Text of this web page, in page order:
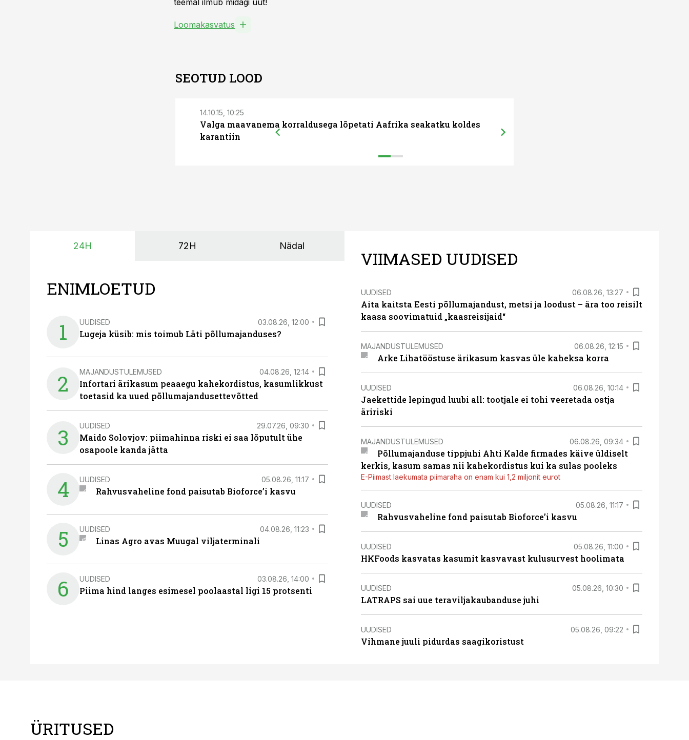
teemal ilmub midagi uut!
Loomakasvatus
SEOTUD LOOD
14.10.15, 10:25
Valga maavanema korraldusega lõpetati Aafrika seakatku koldes
karantiin
24H 72H Nädal
ENIMLOETUD
1 UUDISED 03.08.26, 12:00
Lugeja küsib: mis toimub Läti põllumajanduses?
2 MAJANDUSTULEMUSED 04.08.26, 12:14
Infortari ärikasum peaaegu kahekordistus, kasumlikkust
toetasid ka uued põllumajandusettevõtted
3 UUDISED 29.07.26, 09:30
Maido Solovjov: piimahinna riski ei saa lõputult ühe
osapoole kanda jätta
4 UUDISED 05.08.26, 11:17
Rahvusvaheline fond paisutab Bioforce’i kasvu
5 UUDISED 04.08.26, 11:23
Linas Agro avas Muugal viljaterminali
6 UUDISED 03.08.26, 14:00
Piima hind langes esimesel poolaastal ligi 15 protsenti
VIIMASED UUDISED
UUDISED 06.08.26, 13:27
Aita kaitsta Eesti põllumajandust, metsi ja loodust – ära too reisilt
kaasa soovimatuid „kaasreisijaid“
MAJANDUSTULEMUSED 06.08.26, 12:15
Arke Lihatööstuse ärikasum kasvas üle kaheksa korra
UUDISED 06.08.26, 10:14
Jaekettide lepingud luubi all: tootjale ei tohi veeretada ostja
äririski
MAJANDUSTULEMUSED 06.08.26, 09:34
Põllumajanduse tippjuhi Ahti Kalde firmades käive üldiselt
kerkis, kasum samas nii kahekordistus kui ka sulas pooleks
E-Piimast laekumata piimaraha on enam kui 1,2 miljonit eurot
UUDISED 05.08.26, 11:17
Rahvusvaheline fond paisutab Bioforce’i kasvu
UUDISED 05.08.26, 11:00
HKFoods kasvatas kasumit kasvavast kulusurvest hoolimata
UUDISED 05.08.26, 10:30
LATRAPS sai uue teraviljakaubanduse juhi
UUDISED 05.08.26, 09:22
Vihmane juuli pidurdas saagikoristust
ÜRITUSED